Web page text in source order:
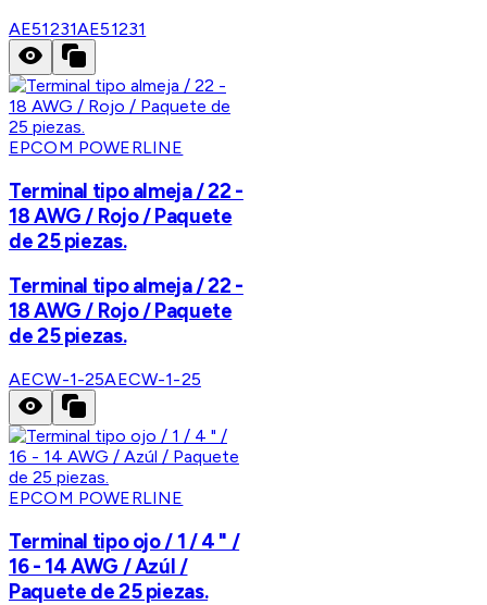
AE51231AE51231
EPCOM POWERLINE
Terminal tipo almeja / 22 -
18 AWG / Rojo / Paquete
de 25 piezas.
Terminal tipo almeja / 22 -
18 AWG / Rojo / Paquete
de 25 piezas.
AECW-1-25AECW-1-25
EPCOM POWERLINE
Terminal tipo ojo / 1 / 4 " /
16 - 14 AWG / Azúl /
Paquete de 25 piezas.